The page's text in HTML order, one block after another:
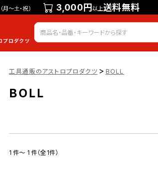
（月～土・祝） 3,000円以上送料無料
会員登録 ログイン
工具通販のアストロプロダクツ > BOLL
BOLL
1 件～ 1 件（全1件）